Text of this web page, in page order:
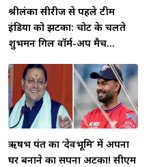
श्रीलंका सीरीज से पहले टीम
इंडिया को झटका: चोट के चलते
शुभमन गिल वॉर्म-अप मैच...
ऋषभ पंत का ‘देवभूमि’ में अपना
घर बनाने का सपना अटका! सीएम